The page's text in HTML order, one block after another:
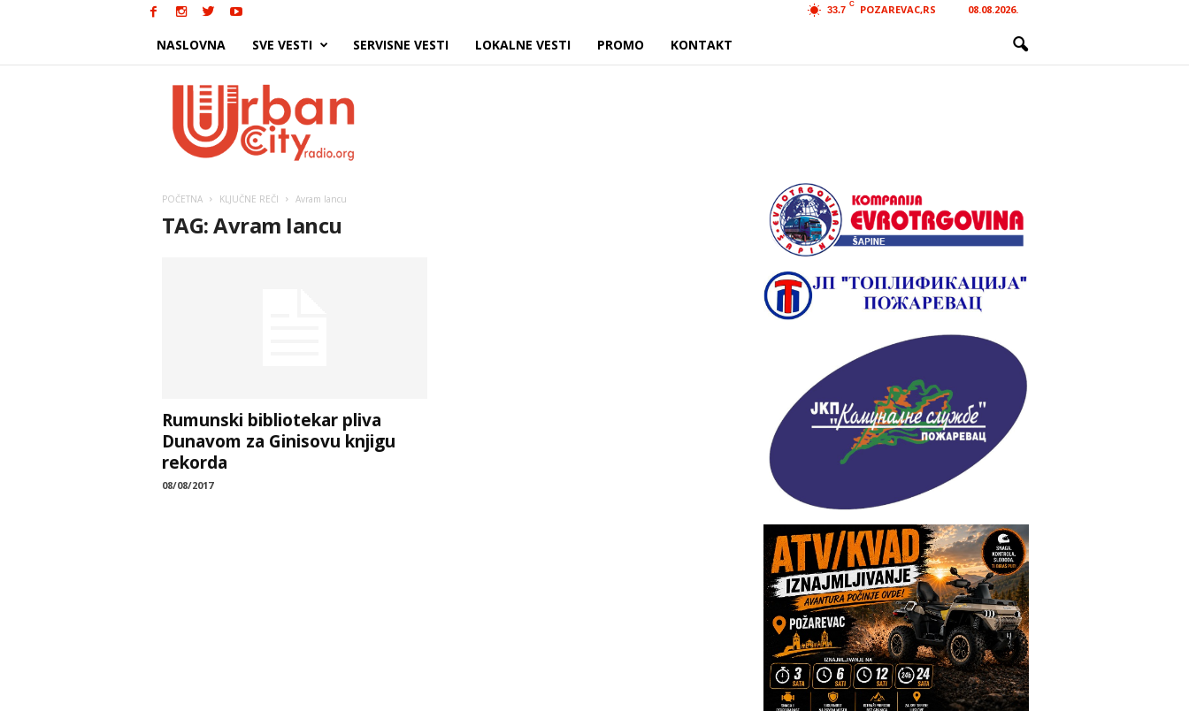
33.7
C POZAREVAC,RS 08.08.2026.
NASLOVNA SVE VESTI SERVISNE VESTI LOKALNE VESTI PROMO KONTAKT
POČETNA KLJUČNE REČI Avram Iancu
TAG: Avram Iancu
Rumunski bibliotekar pliva
Dunavom za Ginisovu knjigu
rekorda
08/08/2017